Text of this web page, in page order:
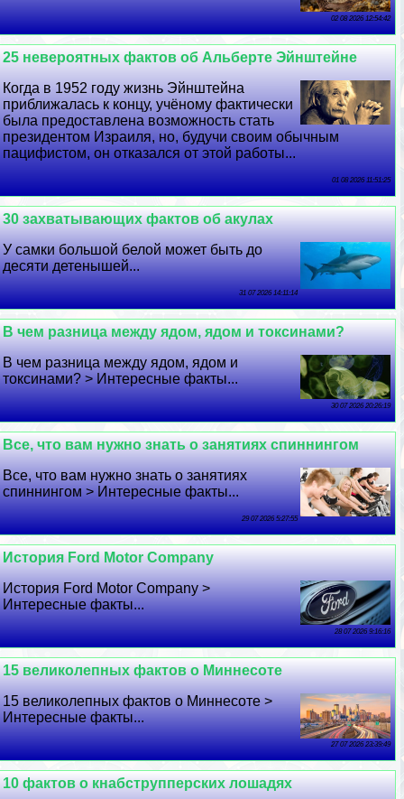
02 08 2026 12:54:42
25 невероятных фактов об Альберте Эйнштейне
Когда в 1952 году жизнь Эйнштейна
приближалась к концу, учёному фактически
была предоставлена ​​возможность стать
президентом Израиля, но, будучи своим обычным
пацифистом, он отказался от этой работы...
01 08 2026 11:51:25
30 захватывающих фактов об акулах
У самки большой белой может быть до
десяти детенышей...
31 07 2026 14:11:14
В чем разница между ядом, ядом и токсинами?
В чем разница между ядом, ядом и
токсинами? > Интересные факты...
30 07 2026 20:26:19
Все, что вам нужно знать о занятиях спиннингом
Все, что вам нужно знать о занятиях
спиннингом > Интересные факты...
29 07 2026 5:27:55
История Ford Motor Company
История Ford Motor Company >
Интересные факты...
28 07 2026 9:16:16
15 великолепных фактов о Миннесоте
15 великолепных фактов о Миннесоте >
Интересные факты...
27 07 2026 23:39:49
10 фактов о кнабструпперских лошадях